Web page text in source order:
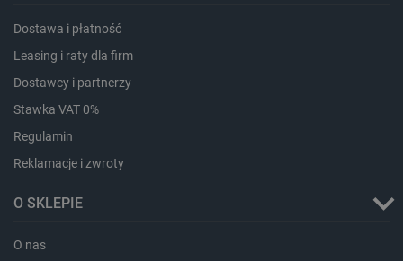
Dostawa i płatność
Leasing i raty dla firm
Dostawcy i partnerzy
Stawka VAT 0%
Regulamin
Reklamacje i zwroty
O SKLEPIE
O nas